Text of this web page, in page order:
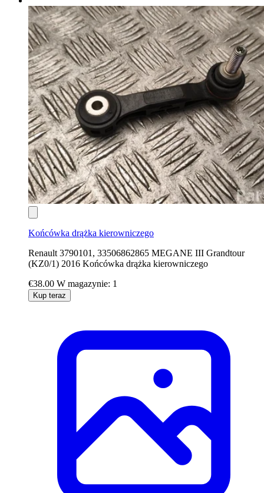
Końcówka drążka kierowniczego
Renault 3790101, 33506862865 MEGANE III Grandtour
(KZ0/1) 2016 Końcówka drążka kierowniczego
€38.00 W magazynie: 1
Kup teraz